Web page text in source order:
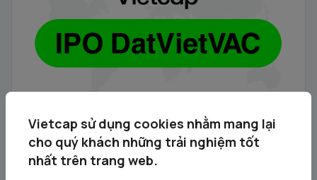
DVV - Thông báo Chào bán cổ phiếu lần đầu ra công
Vietcap sử dụng cookies nhằm mang lại
cho quý khách những trải nghiệm tốt
nhất trên trang web.